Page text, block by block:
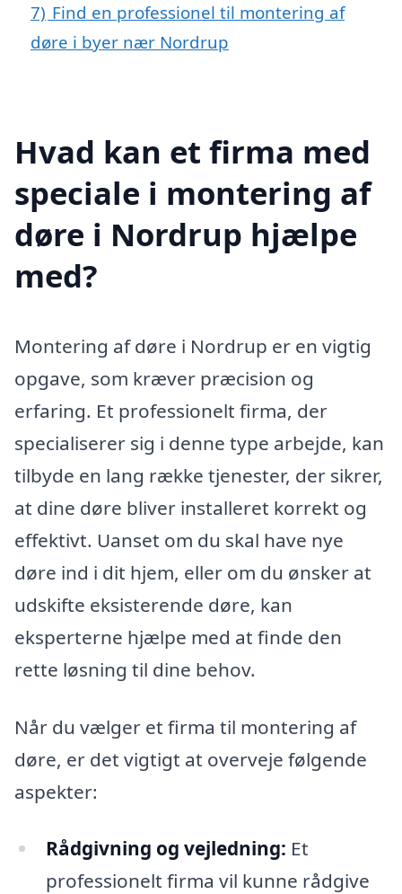
7) Find en professionel til montering af
døre i byer nær Nordrup
Hvad kan et firma med
speciale i montering af
døre i Nordrup hjælpe
med?
Montering af døre i Nordrup er en vigtig
opgave, som kræver præcision og
erfaring. Et professionelt firma, der
specialiserer sig i denne type arbejde, kan
tilbyde en lang række tjenester, der sikrer,
at dine døre bliver installeret korrekt og
effektivt. Uanset om du skal have nye
døre ind i dit hjem, eller om du ønsker at
udskifte eksisterende døre, kan
eksperterne hjælpe med at finde den
rette løsning til dine behov.
Når du vælger et firma til montering af
døre, er det vigtigt at overveje følgende
aspekter:
Rådgivning og vejledning: Et
professionelt firma vil kunne rådgive